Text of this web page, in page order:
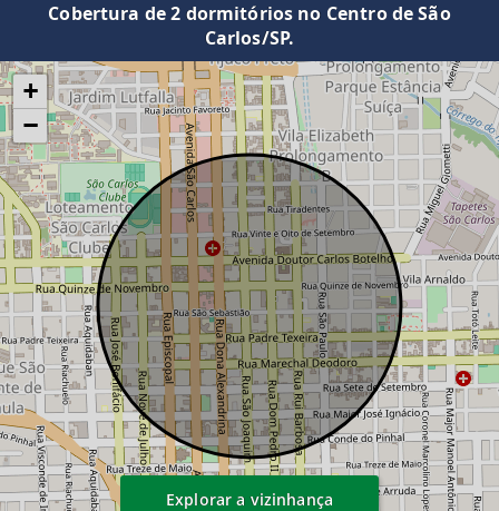
Cobertura de 2 dormitórios no Centro de São
Carlos/SP.
+
−
Explorar a vizinhança